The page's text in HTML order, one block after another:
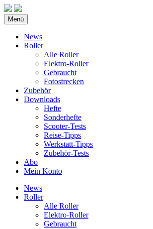
Menü
News
Roller
Alle Roller
Elektro-Roller
Gebraucht
Fotostrecken
Zubehör
Downloads
Hefte
Sonderhefte
Scooter-Tests
Reise-Tipps
Werkstatt-Tipps
Zubehör-Tests
Abo
Mein Konto
News
Roller
Alle Roller
Elektro-Roller
Gebraucht